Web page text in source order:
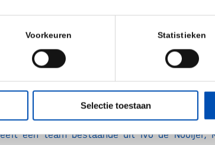
Voorkeuren Statistieken
Selectie toestaan
afgelopen april vanuit het Nationaal
voor het intensiveren van de valorisatie
kennis sneller en efficiënter
een team bestaande uit Ivo de Nooijer,